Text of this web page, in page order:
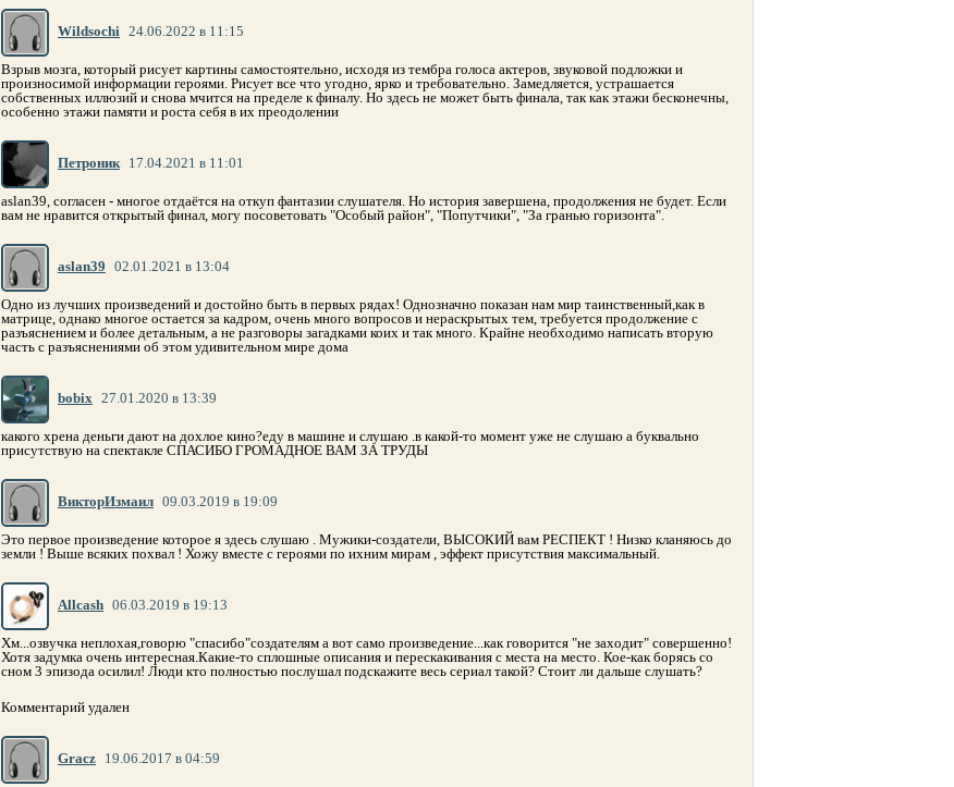
Wildsochi 24.06.2022 в 11:15
Взрыв мозга, который рисует картины самостоятельно, исходя из тембра голоса актеров, звуковой подложки и
произносимой информации героями. Рисует все что угодно, ярко и требовательно. Замедляется, устрашается
собственных иллюзий и снова мчится на пределе к финалу. Но здесь не может быть финала, так как этажи бесконечны,
особенно этажи памяти и роста себя в их преодолении
Петроник 17.04.2021 в 11:01
aslan39, согласен - многое отдаётся на откуп фантазии слушателя. Но история завершена, продолжения не будет. Если
вам не нравится открытый финал, могу посоветовать "Особый район", "Попутчики", "За гранью горизонта".
aslan39 02.01.2021 в 13:04
Одно из лучших произведений и достойно быть в первых рядах! Однозначно показан нам мир таинственный,как в
матрице, однако многое остается за кадром, очень много вопросов и нераскрытых тем, требуется продолжение с
разъяснением и более детальным, а не разговоры загадками коих и так много. Крайне необходимо написать вторую
часть с разъяснениями об этом удивительном мире дома
bobix 27.01.2020 в 13:39
какого хрена деньги дают на дохлое кино?еду в машине и слушаю .в какой-то момент уже не слушаю а буквально
присутствую на спектакле СПАСИБО ГРОМАДНОЕ ВАМ ЗА ТРУДЫ
ВикторИзмаил 09.03.2019 в 19:09
Это первое произведение которое я здесь слушаю . Мужики-создатели, ВЫСОКИЙ вам РЕСПЕКТ ! Низко кланяюсь до
земли ! Выше всяких похвал ! Хожу вместе с героями по ихним мирам , эффект присутствия максимальный.
Allcash 06.03.2019 в 19:13
Хм...озвучка неплохая,говорю "спасибо"создателям а вот само произведение...как говорится "не заходит" совершенно!
Хотя задумка очень интересная.Какие-то сплошные описания и перескакивания с места на место. Кое-как борясь со
сном 3 эпизода осилил! Люди кто полностью послушал подскажите весь сериал такой? Стоит ли дальше слушать?
Комментарий удален
Gracz 19.06.2017 в 04:59